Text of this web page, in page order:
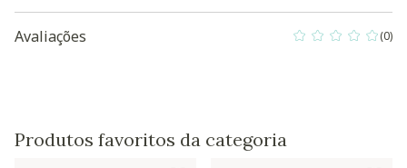
Avaliações 0 out of 5 (0)
Produtos favoritos da categoria